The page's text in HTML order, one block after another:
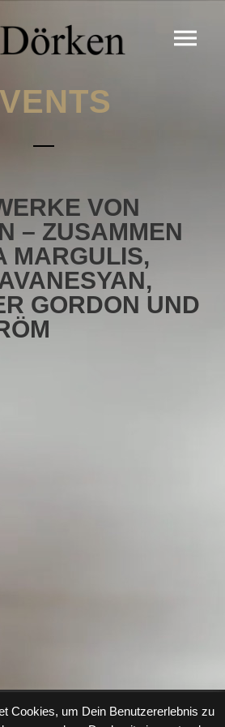
VON
– ZUSAMMEN
MARGULIS,
GORDON UND
Cookies, um Dein Benutzererlebnis zu